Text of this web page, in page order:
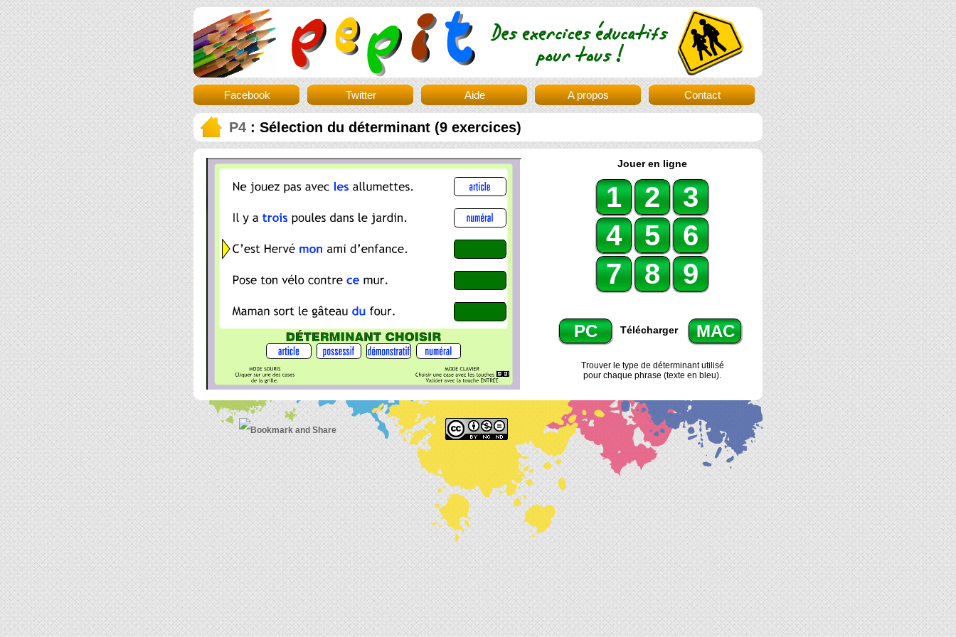
Facebook Twitter Aide A propos Contact
P4 : Sélection du déterminant (9 exercices)
Jouer en ligne
1 2
3
4
5
6
7
8 9
PC Télécharger MAC
Trouver le type de déterminant utilisé
pour chaque phrase (texte en bleu).